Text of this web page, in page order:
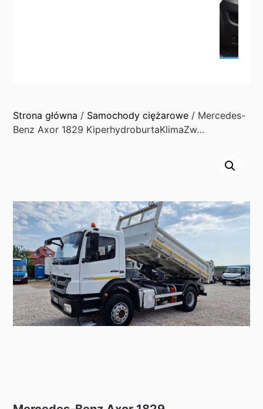
Strona główna / Samochody ciężarowe / Mercedes-
Benz Axor 1829 KiperhydroburtaKlimaZw…